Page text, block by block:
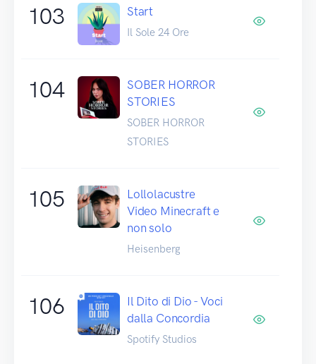
103 Start
Il Sole 24 Ore
104
SOBER HORROR
STORIES
SOBER HORROR
STORIES
105
Lollolacustre
Video Minecraft e
non solo
Heisenberg
106
Il Dito di Dio - Voci
dalla Concordia
Spotify Studios